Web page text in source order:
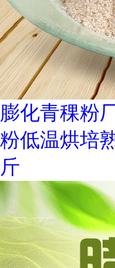
膨化青稞粉
粉低温烘培
斤